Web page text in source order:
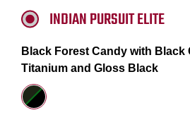
INDIAN PURSUIT ELITE
Black Forest Candy with Black
Titanium and Gloss Black